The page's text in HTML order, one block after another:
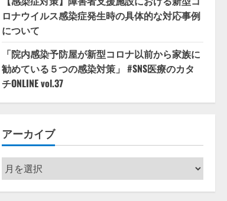
ロナウイルス感染症発生時の具体的な対応事例
について
「院内感染予防屋が新型コロナ以前から家族に
勧めている５つの感染対策」 #SNS医療のカタ
チONLINE vol.37
アーカイブ
ア
ー
カ